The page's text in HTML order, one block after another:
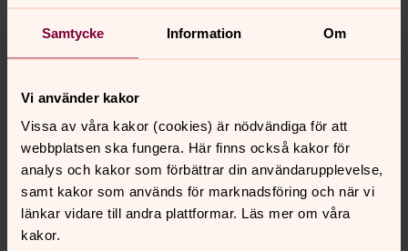
Samtycke Information Om
Vi använder kakor
Vissa av våra kakor (cookies) är nödvändiga för att
webbplatsen ska fungera. Här finns också kakor för
analys och kakor som förbättrar din användarupplevelse,
samt kakor som används för marknadsföring och när vi
länkar vidare till andra plattformar. Läs mer om våra
kakor.
Kyrkklockorna i Rydebäck
Så här låter kyrkklockorna i Rydebäcks kyrka:
Senast ändrad 5 november 2024
Synpunkter eller frågor på sidans
innehåll?
kvistofta.forsamling@svenskakyrkan.se
Dela